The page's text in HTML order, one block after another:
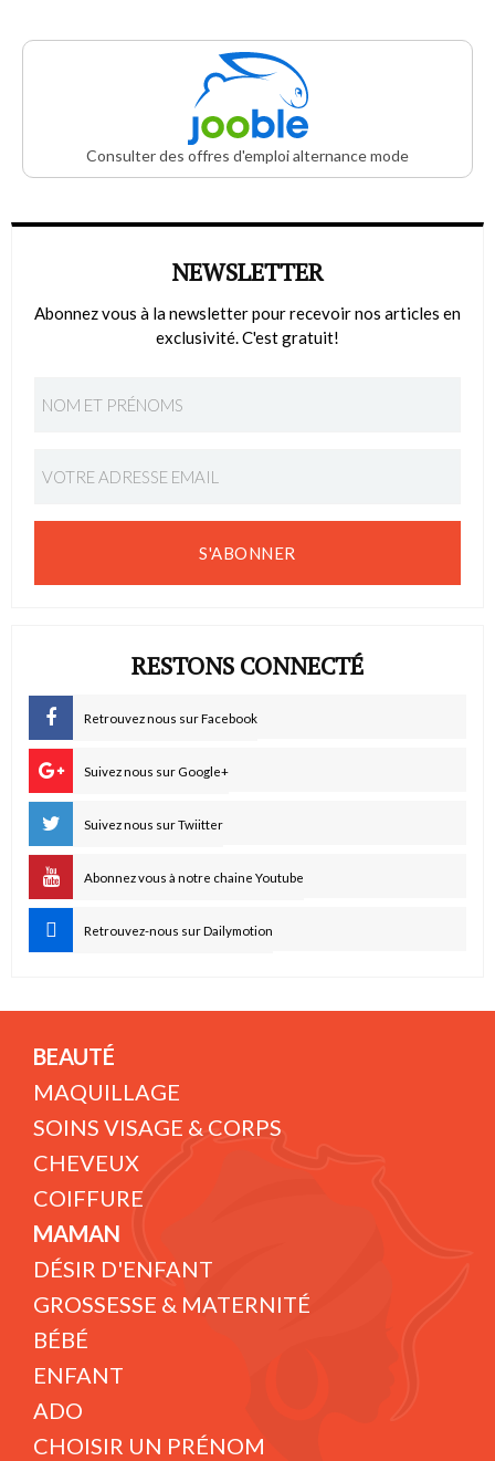
Consulter des offres d'emploi alternance mode
NEWSLETTER
Abonnez vous à la newsletter pour recevoir nos articles en
exclusivité. C'est gratuit!
S'ABONNER
RESTONS CONNECTÉ
Retrouvez nous sur Facebook
Suivez nous sur Google+
Suivez nous sur Twiitter
Abonnez vous à notre chaine Youtube
Retrouvez-nous sur Dailymotion
BEAUTÉ
MAQUILLAGE
SOINS VISAGE & CORPS
CHEVEUX
COIFFURE
MAMAN
DÉSIR D'ENFANT
GROSSESSE & MATERNITÉ
BÉBÉ
ENFANT
ADO
CHOISIR UN PRÉNOM